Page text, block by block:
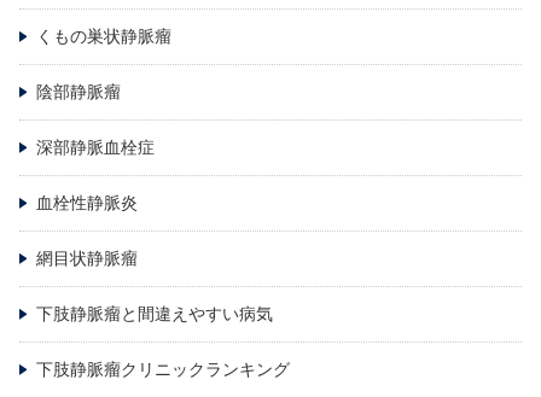
くもの巣状静脈瘤
陰部静脈瘤
深部静脈血栓症
血栓性静脈炎
網目状静脈瘤
下肢静脈瘤と間違えやすい病気
下肢静脈瘤クリニックランキング